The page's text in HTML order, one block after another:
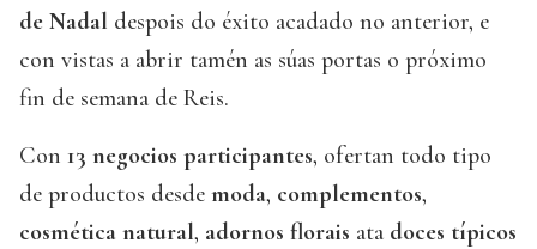
de Nadal despois do éxito acadado no anterior, e
con vistas a abrir tamén as súas portas o próximo
fin de semana de Reis.
Con 13 negocios participantes, ofertan todo tipo
de productos desde moda, complementos,
cosmética natural, adornos florais ata doces típicos